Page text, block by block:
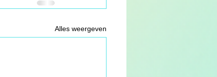
Alles weergeven